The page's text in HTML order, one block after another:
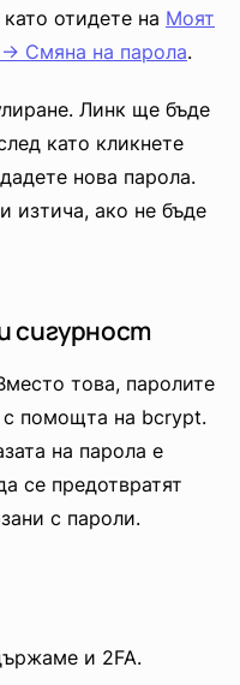
отидете на Моят
Смяна на парола.
Линк ще бъде
като кликнете
нова парола.
изтича, ако не бъде
сигурност
това, паролите
с помощта на bcrypt.
на парола е
се предотвратят
с пароли.
и 2FA.